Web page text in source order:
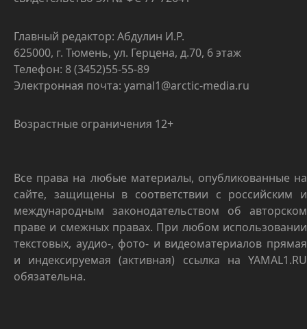
Главный редактор: Абдулин И.Р.
625000, г. Тюмень, ул. Герцена, д.70, 6 этаж
Телефон: 8 (3452)55-55-89
Электронная почта: yamal1@arctic-media.ru
Возрастные ограничения 12+
Все права на любые материалы, опубликованные на
сайте, защищены в соответствии с российским и
международным законодательством об авторском
праве и смежных правах. При любом использовании
текстовых, аудио-, фото- и видеоматериалов прямая
и индексируемая (активная) ссылка на YAMAL1.RU
обязательна.